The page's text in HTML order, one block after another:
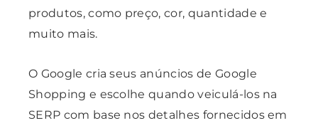
produtos, como preço, cor, quantidade e
muito mais.
O Google cria seus anúncios de Google
Shopping e escolhe quando veiculá-los na
SERP com base nos detalhes fornecidos em